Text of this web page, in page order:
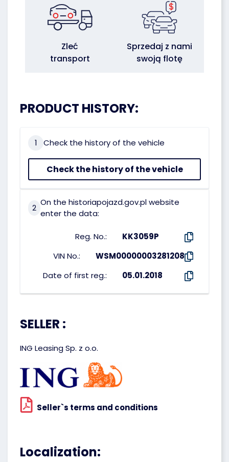
Zleć
transport
Sprzedaj z nami
swoją flotę
PRODUCT HISTORY:
1 Check the history of the vehicle
Check the history of the vehicle
2
On the historiapojazd.gov.pl website
enter the data:
Reg. No.:
KK3059P
VIN No.:
WSM00000003281208
Date of first reg.:
05.01.2018
SELLER :
ING Leasing Sp. z o.o.
Seller`s terms and conditions
Localization: